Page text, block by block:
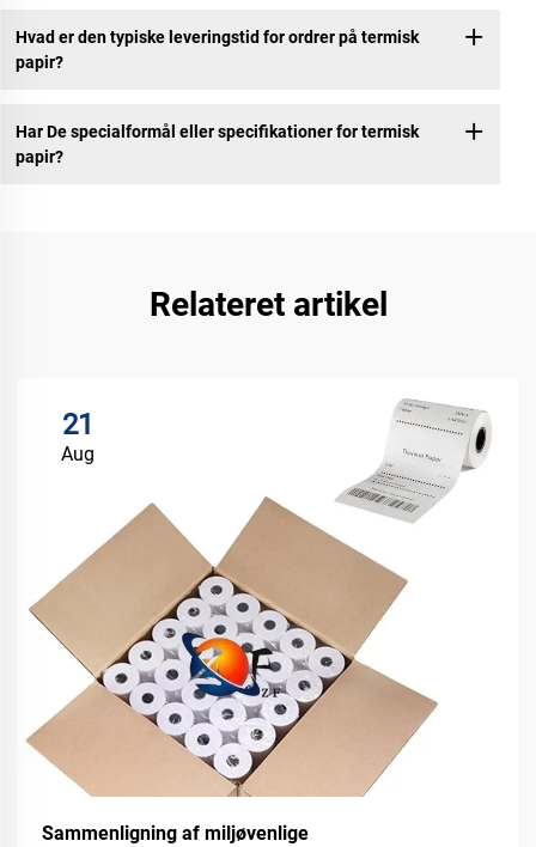
Hvad er den typiske leveringstid for ordrer på termisk
papir?
Har De specialformål eller specifikationer for termisk
papir?
Relateret artikel
21
Aug
Sammenligning af miljøvenlige